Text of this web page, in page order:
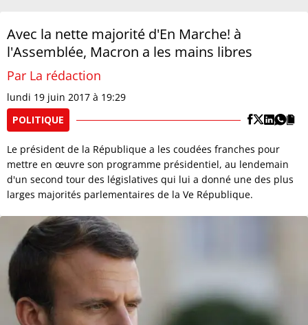
Avec la nette majorité d'En Marche! à
l'Assemblée, Macron a les mains libres
Par La rédaction
lundi 19 juin 2017 à 19:29
POLITIQUE
Le président de la République a les coudées franches pour
mettre en œuvre son programme présidentiel, au lendemain
d'un second tour des législatives qui lui a donné une des plus
larges majorités parlementaires de la Ve République.